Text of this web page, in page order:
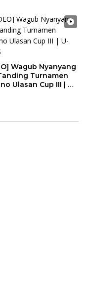
Wagub Nyanyang
Turnamen
Ulasan Cup III | U-